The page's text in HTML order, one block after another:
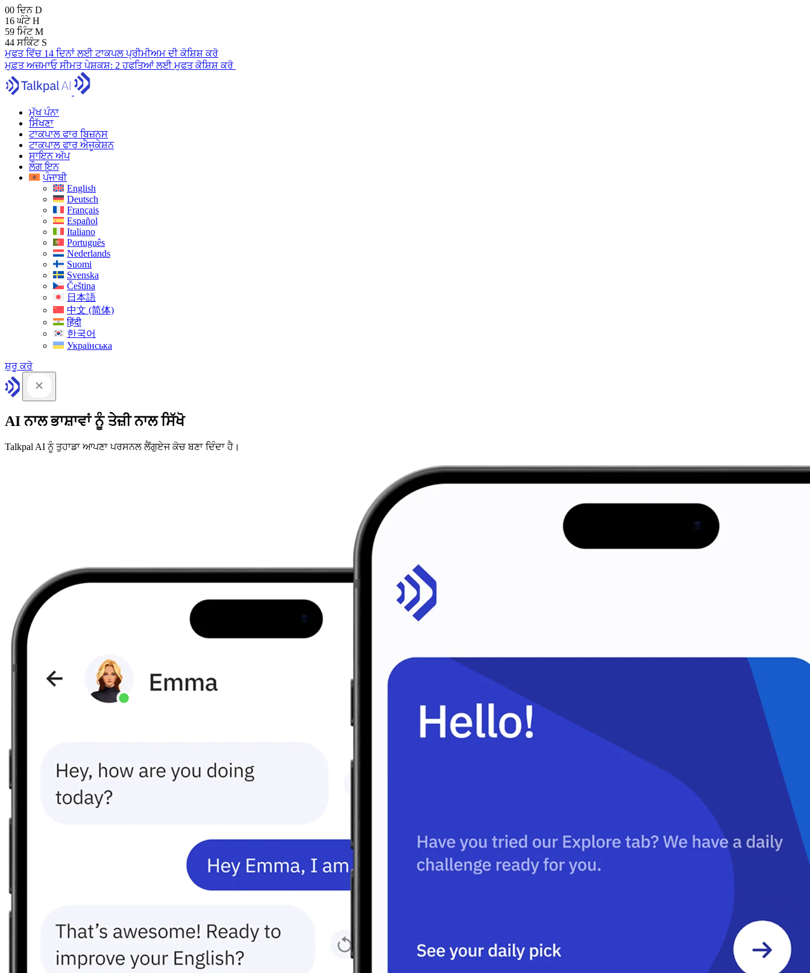
00 ਦਿਨD
16 ਘੰਟੇH
59 ਮਿੰਟM
43 ਸਕਿੰਟ S
ਮੁਫਤ ਵਿੱਚ 14 ਦਿਨਾਂ ਲਈ ਟਾਕਪਲ ਪ੍ਰੀਮੀਅਮ ਦੀ ਕੋਸ਼ਿਸ਼ ਕਰੋ
ਮੁਫ਼ਤ ਅਜ਼ਮਾਓਸੀਮਤ ਪੇਸ਼ਕਸ਼: 2 ਹਫਤਿਆਂ ਲਈ ਮੁਫਤ ਕੋਸ਼ਿਸ਼ ਕਰੋ
ਮੁੱਖ ਪੰਨਾ
ਸਿੱਖਣਾ
ਟਾਕਪਾਲ ਫਾਰ ਬਿਜ਼ਨਸ
ਟਾਕਪਾਲ ਫਾਰ ਐਜੂਕੇਸ਼ਨ
ਸਾਇਨ ਅੱਪ
ਲੌਗ ਇਨ
ਪੰਜਾਬੀ
English
Deutsch
Français
Español
Italiano
Português
Nederlands
Suomi
Svenska
Čeština
日本語
中文 (简体)
हिंदी
한국어
Українська
ਸ਼ੁਰੂ ਕਰੋ
AI ਨਾਲ ਭਾਸ਼ਾਵਾਂ ਨੂੰ ਤੇਜ਼ੀ ਨਾਲ ਸਿੱਖੋ
Talkpal AI ਨੂੰ ਤੁਹਾਡਾ ਆਪਣਾ ਪਰਸਨਲ ਲੈਂਗੁਏਜ ਕੋਚ ਬਣਾ ਦਿੰਦਾ ਹੈ।